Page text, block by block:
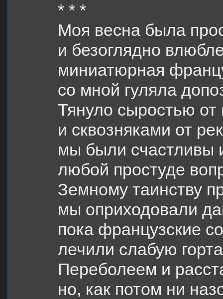
* * *
Моя весна была
и безоглядно
миниатюрная
со мной гуляла
Тянуло сыростью от
и сквозняками от
мы были счастливы
любой простуде
Земному таинству
мы оприходовали
пока французские
лечили слабую
Переболеем и
но, как потом ни